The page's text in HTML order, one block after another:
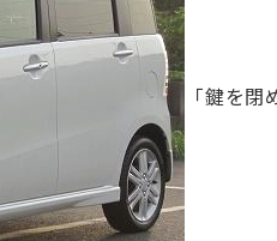
「鍵を
お問合せ電話番号
055-963-1500
火曜～土曜 9:00~18:00